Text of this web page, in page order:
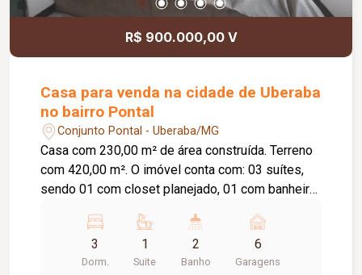
R$ 900.000,00 V
Casa para venda na cidade de Uberaba
no bairro Pontal
Conjunto Pontal - Uberaba/MG
Casa com 230,00 m² de área construída. Terreno
com 420,00 m². O imóvel conta com: 03 suítes,
sendo 01 com closet planejado, 01 com banheira
Lavabo; Cozinha americana com móveis
planejados; Despensa integrada à lavanderia;
Área gourmet com piscina; Espaço para
3
Dorm.
1
Suite
2
Banho
6
Garagens